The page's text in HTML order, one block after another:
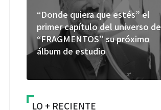
“Donde quiera que estés” el
primer capítulo del universo de
“FRAGMENTOS” su próximo
álbum de estudio
LO + RECIENTE